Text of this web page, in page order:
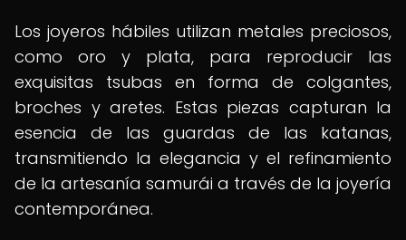
Los joyeros hábiles utilizan metales preciosos,
como oro y plata, para reproducir las
exquisitas tsubas en forma de colgantes,
broches y aretes. Estas piezas capturan la
esencia de las guardas de las katanas,
transmitiendo la elegancia y el refinamiento
de la artesanía samurái a través de la joyería
contemporánea.